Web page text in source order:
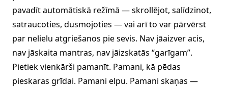
pavadīt automātiskā režīmā — skrollējot, salīdzinot,
satraucoties, dusmojoties — vai arī to var pārvērst
par nelielu atgriešanos pie sevis. Nav jāaizver acis,
nav jāskaita mantras, nav jāizskatās “garīgam”.
Pietiek vienkārši pamanīt. Pamani, kā pēdas
pieskaras grīdai. Pamani elpu. Pamani skaņas —